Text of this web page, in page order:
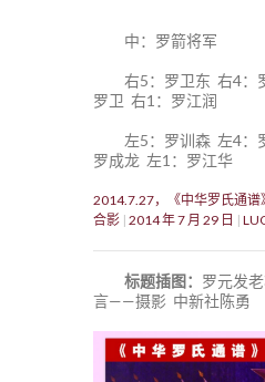
中：罗箭将军
右5：罗卫东 右4：
罗卫 右1：罗江润
左5：罗训森 左4：
罗成龙 左1：罗江华
2014.7.27，《中华罗氏通
合影 2014 年 7 月 29 日
标题插图： 罗元发
言——摄影 中新社陈勇